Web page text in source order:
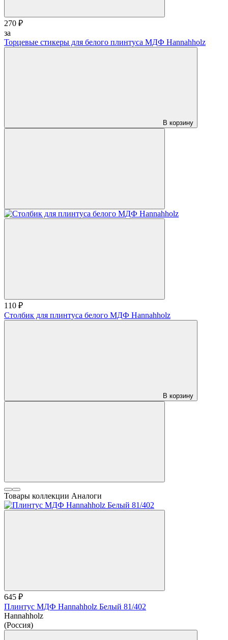
270 ₽
за
Торцевые стикеры для белого плинтуса МДФ Hannahholz
В корзину
110 ₽
Столбик для плинтуса белого МДФ Hannahholz
В корзину
Товары коллекции Аналоги
645 ₽
Плинтус МДФ Hannahholz Белый 81/402
Hannahholz
(Россия)